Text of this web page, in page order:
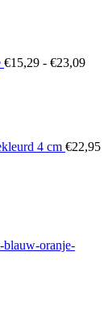
€15,29 - €23,09
4 cm €22,95
blauw-oranje-